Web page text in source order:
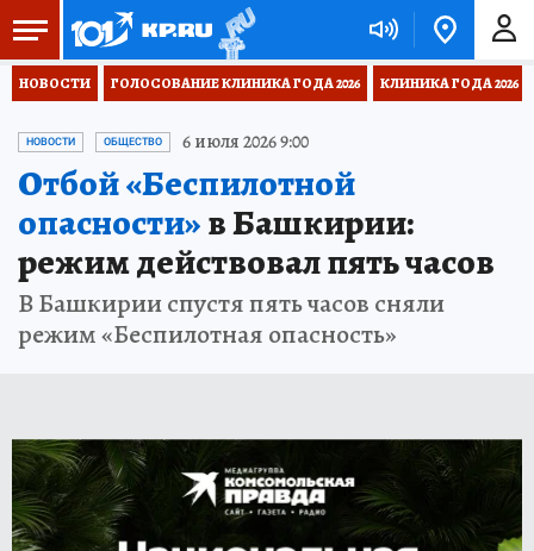
НОВОСТИ ГОЛОСОВАНИЕ КЛИНИКА ГОДА 2026 КЛИНИКА ГОДА 2026
НОВОСТИ ОБЩЕСТВО 6 июля 2026 9:00
Отбой «Беспилотной
опасности»в Башкирии:
режим действовал пять часов
В Башкирии спустя пять часов сняли
режим «Беспилотная опасность»